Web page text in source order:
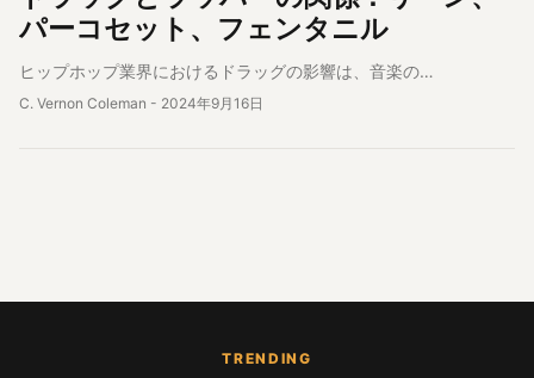
パーコセット、フェンタニル
ヒップホップ業界におけるドラッグの影響は、音楽の…
C. Vernon Coleman - 2024年9月16日
TRENDING